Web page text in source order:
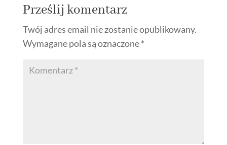
Prześlij komentarz
Twój adres email nie zostanie opublikowany.
Wymagane pola są oznaczone*